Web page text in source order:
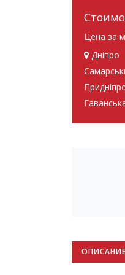
Цена за м
Дніпро
ОПИСАНИЕ